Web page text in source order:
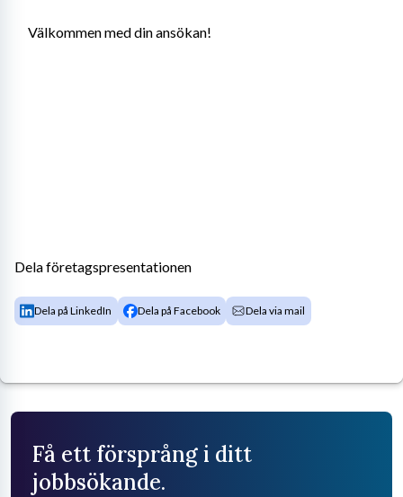
Välkommen med din ansökan!
Dela företagspresentationen
Dela på LinkedIn Dela på Facebook Dela via mail
Få ett försprång i ditt
jobbsökande.